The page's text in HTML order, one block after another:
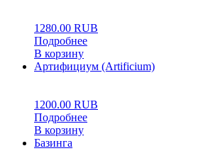
1280.00 RUB
Подробнее
В корзину
Артифициум (Artificium)
1200.00 RUB
Подробнее
В корзину
Базинга